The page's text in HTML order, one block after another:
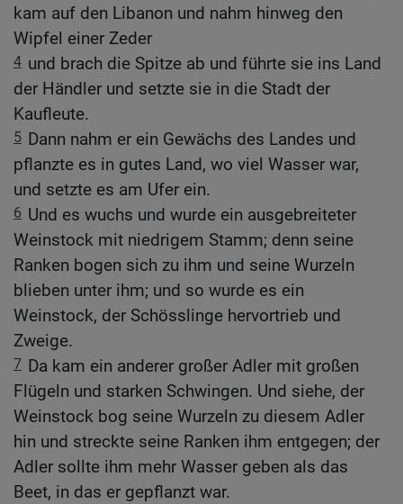
kam auf den Libanon und nahm hinweg den
Wipfel einer Zeder
4 und brach die Spitze ab und führte sie ins Land
der Händler und setzte sie in die Stadt der
Kaufleute.
5 Dann nahm er ein Gewächs des Landes und
pflanzte es in gutes Land, wo viel Wasser war,
und setzte es am Ufer ein.
6 Und es wuchs und wurde ein ausgebreiteter
Weinstock mit niedrigem Stamm; denn seine
Ranken bogen sich zu ihm und seine Wurzeln
blieben unter ihm; und so wurde es ein
Weinstock, der Schösslinge hervortrieb und
Zweige.
7 Da kam ein anderer großer Adler mit großen
Flügeln und starken Schwingen. Und siehe, der
Weinstock bog seine Wurzeln zu diesem Adler
hin und streckte seine Ranken ihm entgegen; der
Adler sollte ihm mehr Wasser geben als das
Beet, in das er gepflanzt war.